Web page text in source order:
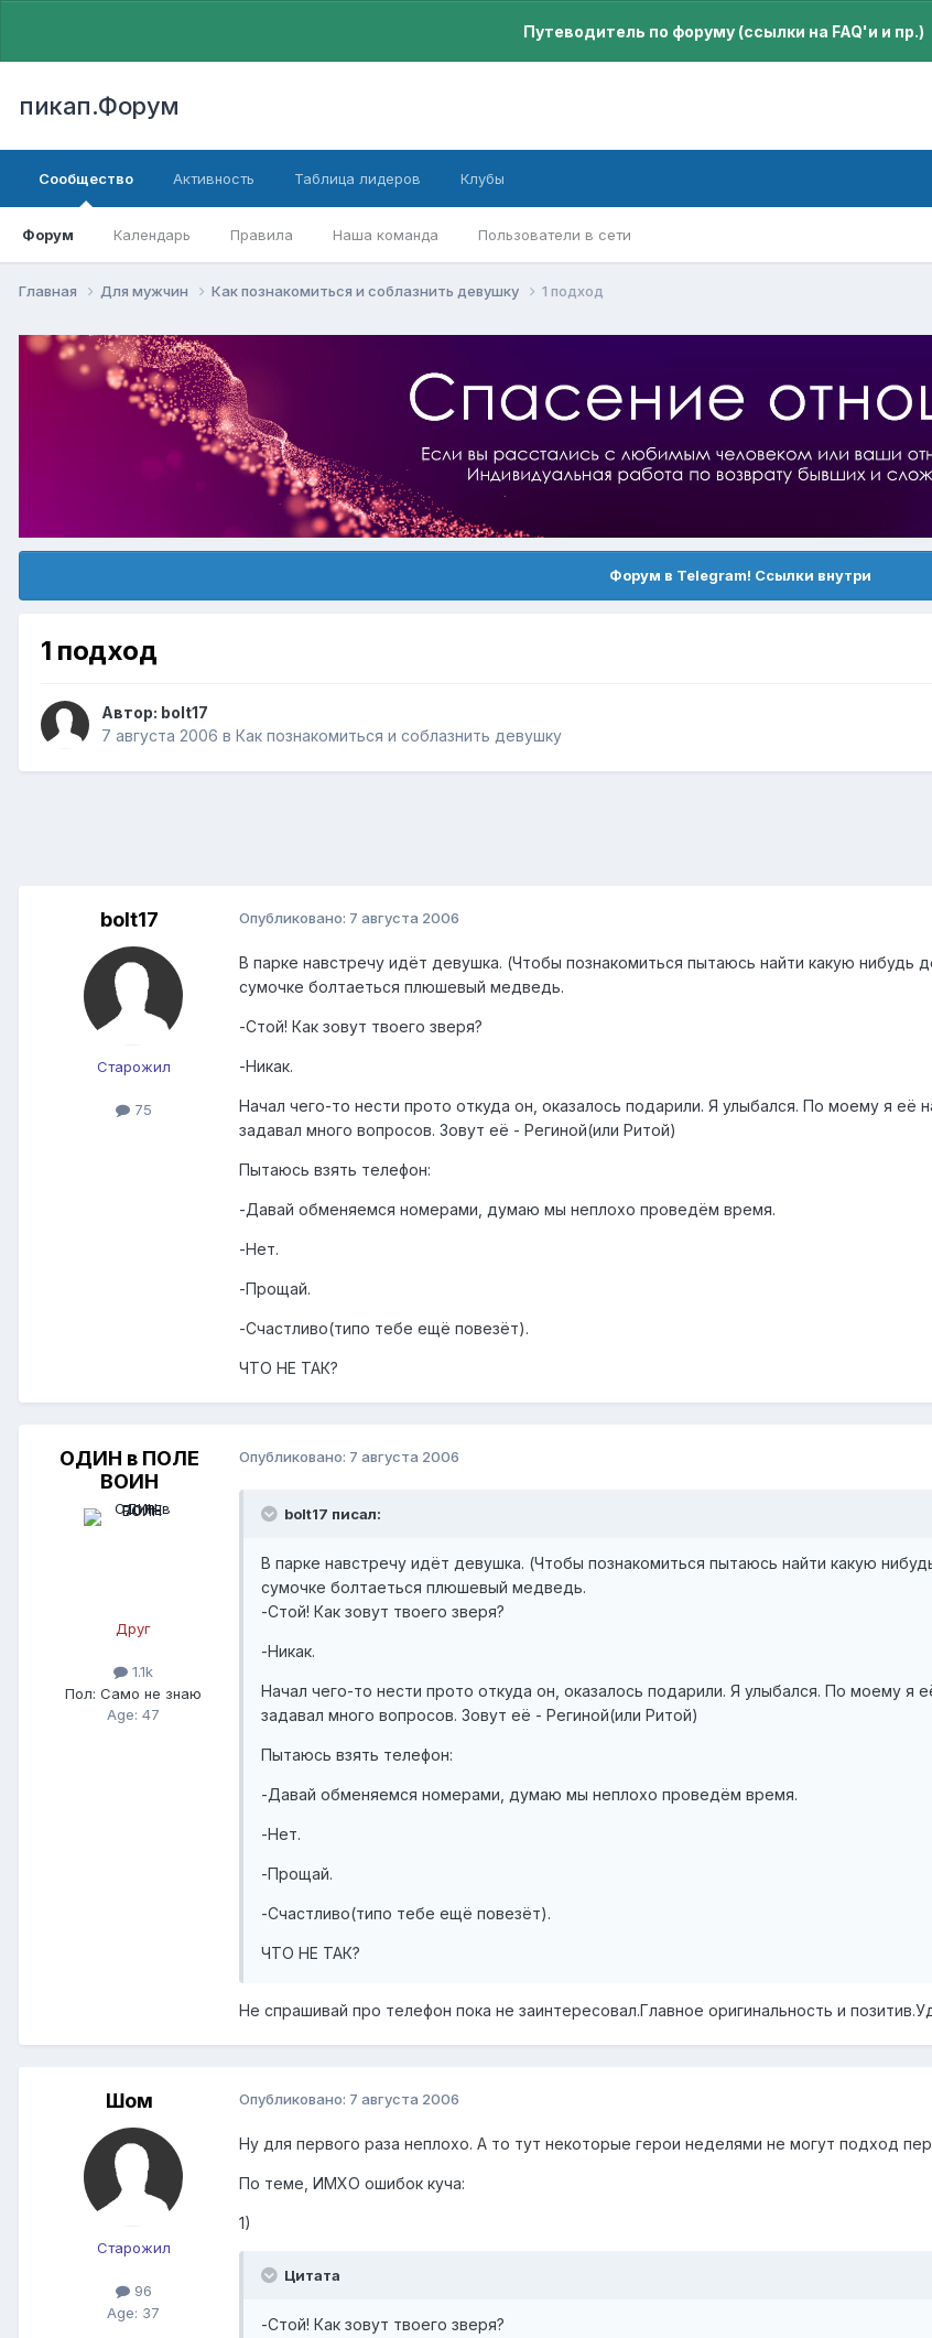
Путеводитель по форуму (ссылки на FAQ'и и пр.)
пикап.Форум
Сообщество
Форум Календарь Правила Наша команда Пользователи в сети
Активность Таблица лидеров Клубы
Главная Для мужчин Как познакомиться и соблазнить девушку 1 подход
Форум в Telegram! Ссылки внутри
1 подход
Автор: bolt17
7 августа 2006 в Как познакомиться и соблазнить девушку
bolt17
Старожил
75
Опубликовано: 7 августа 2006
В парке навстречу идёт девушка. (Чтобы познакомиться пытаюсь найти какую нибудь
сумочке болтаеться плюшевый медведь.
-Стой! Как зовут твоего зверя?
-Никак.
Начал чего-то нести прото откуда он, оказалось подарили. Я улыбался. По моему я её
задавал много вопросов. Зовут её - Региной(или Ритой)
Пытаюсь взять телефон:
-Давай обменяемся номерами, думаю мы неплохо проведём время.
-Нет.
-Прощай.
-Счастливо(типо тебе ещё повезёт).
ЧТО НЕ ТАК?
ОДИН в ПОЛЕ
ВОИН
Друг
1.1k
Пол: Само не знаю
Age: 47
Опубликовано: 7 августа 2006
bolt17 писал:
В парке навстречу идёт девушка. (Чтобы познакомиться пытаюсь найти какую
сумочке болтаеться плюшевый медведь.
-Стой! Как зовут твоего зверя?
-Никак.
Начал чего-то нести прото откуда он, оказалось подарили. Я улыбался. По моему я
задавал много вопросов. Зовут её - Региной(или Ритой)
Пытаюсь взять телефон:
-Давай обменяемся номерами, думаю мы неплохо проведём время.
-Нет.
-Прощай.
-Счастливо(типо тебе ещё повезёт).
ЧТО НЕ ТАК?
Не спрашивай про телефон пока не заинтересовал.Главное оригинальность и
Шом
Старожил
96
Age: 37
Опубликовано: 7 августа 2006
Ну для первого раза неплохо. А то тут некоторые герои неделями не могут подход
По теме, ИМХО ошибок куча:
1)
Цитата
-Стой! Как зовут твоего зверя?